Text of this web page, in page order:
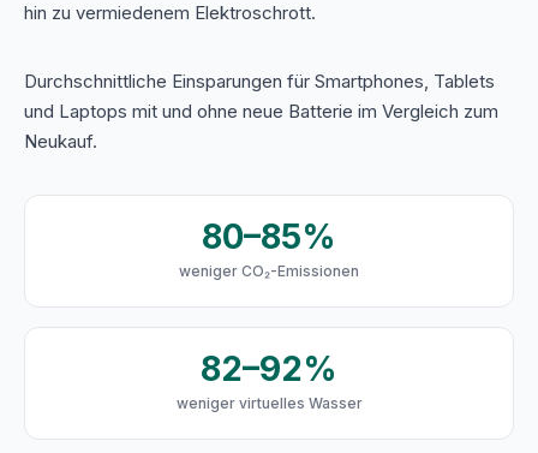
hin zu vermiedenem Elektroschrott.
Durchschnittliche Einsparungen für Smartphones, Tablets
und Laptops mit und ohne neue Batterie im Vergleich zum
Neukauf.
80–85%
weniger CO₂-Emissionen
82–92%
weniger virtuelles Wasser